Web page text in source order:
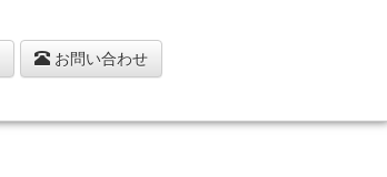
お問い合わせ